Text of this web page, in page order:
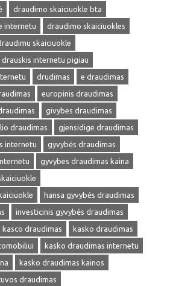
draudimo skaiciuokle bta
internetu
draudimo skaiciuokles
skaiciuokle
drauskis internetu pigiau
drudimas
e draudimas
europinis draudimas
givybes draudimas
draudimas
gjensidige draudimas
internetu
gyvybės draudimas
gyvybes draudimas kaina
hansa gyvybės draudimas
investicinis gyvybės draudimas
kasco draudimas
kasko draudimas
kasko draudimas internetu
kasko draudimas kainos
draudimas